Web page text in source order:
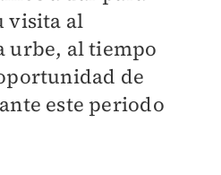
visita al
urbe, al tiempo
de
este periodo